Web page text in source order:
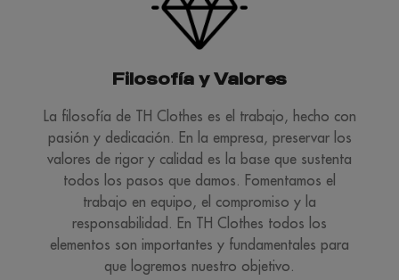
Filosofía y Valores
La filosofía de TH Clothes es el trabajo, hecho con
pasión y dedicación. En la empresa, preservar los
valores de rigor y calidad es la base que sustenta
todos los pasos que damos. Fomentamos el
trabajo en equipo, el compromiso y la
responsabilidad. En TH Clothes todos los
elementos son importantes y fundamentales para
que logremos nuestro objetivo.